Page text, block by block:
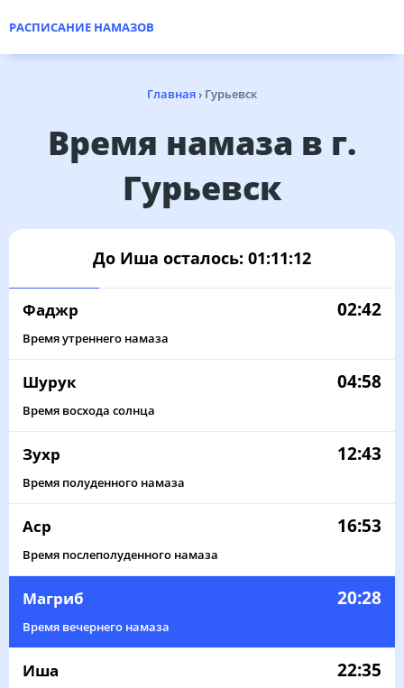
РАСПИСАНИЕ НАМАЗОВ
Главная› Гурьевск
Время намаза в г.
Гурьевск
До Иша осталось: 01:11:12
Фаджр 02:42
Время утреннего намаза
Шурук 04:58
Время восхода солнца
Зухр 12:43
Время полуденного намаза
Аср 16:53
Время послеполуденного намаза
Магриб 20:28
Время вечернего намаза
Иша 22:35